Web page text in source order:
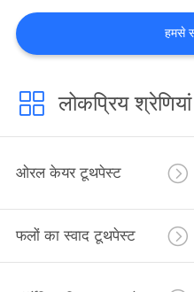
ओरल केयर
हमसे
लोकप्रिय श्रेणियां
ओरल केयर टूथपेस्ट
फलों का स्वाद टूथपेस्ट